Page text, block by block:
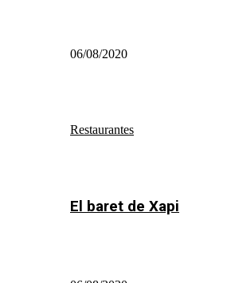
06/08/2020
Restaurantes
El baret de Xapi